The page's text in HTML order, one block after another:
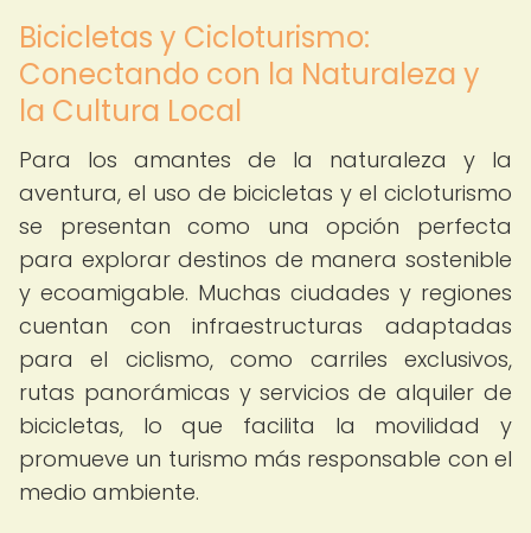
Bicicletas y Cicloturismo:
Conectando con la Naturaleza y
la Cultura Local
Para los amantes de la naturaleza y la
aventura, el uso de bicicletas y el cicloturismo
se presentan como una opción perfecta
para explorar destinos de manera sostenible
y ecoamigable. Muchas ciudades y regiones
cuentan con infraestructuras adaptadas
para el ciclismo, como carriles exclusivos,
rutas panorámicas y servicios de alquiler de
bicicletas, lo que facilita la movilidad y
promueve un turismo más responsable con el
medio ambiente.